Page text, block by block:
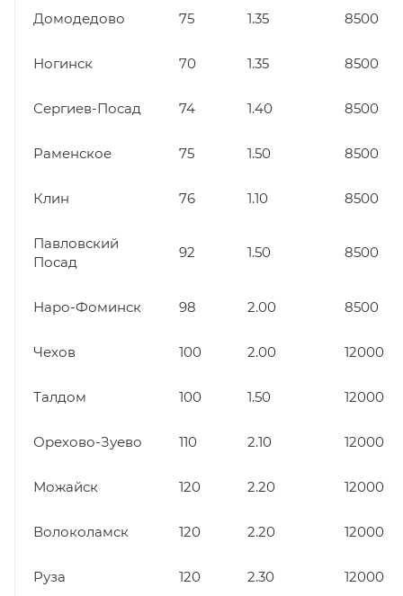
Домодедово 75 1.35 8500
Ногинск 70 1.35 8500
Сергиев-Посад 74 1.40 8500
Раменское 75 1.50 8500
Клин 76 1.10 8500
Павловский
Посад
92 1.50 8500
Наро-Фоминск 98 2.00 8500
Чехов 100 2.00 12000
Талдом 100 1.50 12000
Орехово-Зуево 110 2.10 12000
Можайск 120 2.20 12000
Волоколамск 120 2.20 12000
Руза 120 2.30 12000